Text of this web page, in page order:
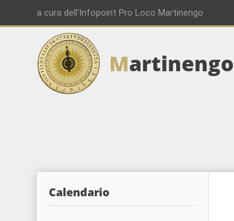
a cura dell'Infopoint Pro Loco Martinengo
Martinengo
Calendario